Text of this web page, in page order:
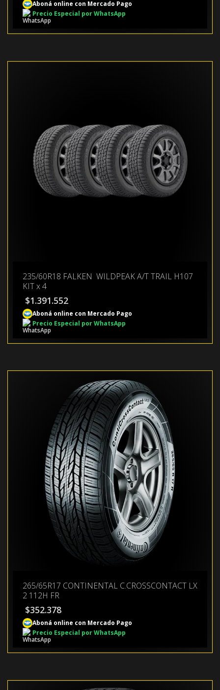
Aboná online con Mercado Pago
Precio Especial por WhatsApp
235/60R18 FALKEN WILDPEAK A/T TRAIL H107
KIT x 4
$1.391.552
Aboná online con Mercado Pago
Precio Especial por WhatsApp
265/65R17 CONTINENTAL C.CROSSCONTACT LX
2 112H FR
$352.378
Aboná online con Mercado Pago
Precio Especial por WhatsApp